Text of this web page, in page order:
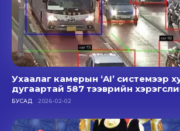
Ухаалаг камерын ‘AI’ системээр
дугаартай 587 тээврийн
БУСАД 2026-02-02